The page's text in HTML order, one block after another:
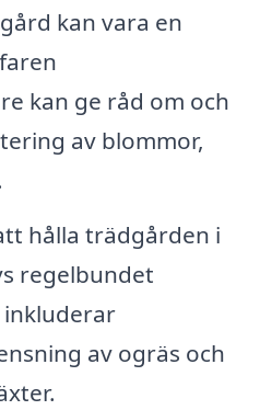
kan vara en
kan ge råd om och
av blommor,
hålla trädgården i
regelbundet
av ogräs och